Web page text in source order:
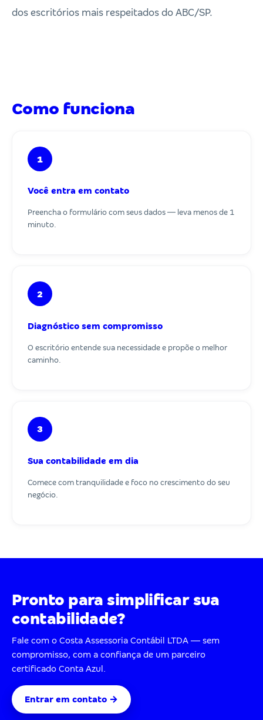
dos escritórios mais respeitados do ABC/SP.
Como funciona
1
Você entra em contato
Preencha o formulário com seus dados — leva menos de 1
minuto.
2
Diagnóstico sem compromisso
O escritório entende sua necessidade e propõe o melhor
caminho.
3
Sua contabilidade em dia
Comece com tranquilidade e foco no crescimento do seu
negócio.
Pronto para simplificar sua
contabilidade?
Fale com o Costa Assessoria Contábil LTDA — sem
compromisso, com a confiança de um parceiro
certificado Conta Azul.
Entrar em contato →